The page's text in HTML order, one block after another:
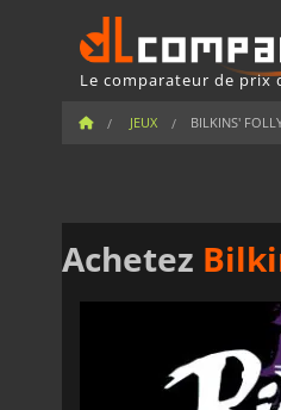
Le comparateur de prix
JEUX BILKINS'
Achetez